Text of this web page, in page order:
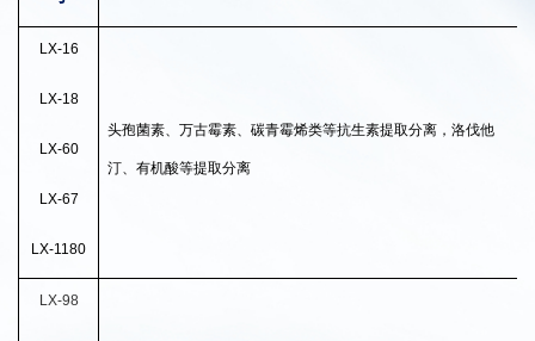
LX-16
LX-18
LX-60
LX-67
LX-1180
头孢菌素、万古霉素、碳青霉烯类等抗生素提取分离，洛伐他
汀、有机酸等提取分离
LX-98